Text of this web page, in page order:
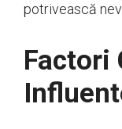
potrivească
Factori